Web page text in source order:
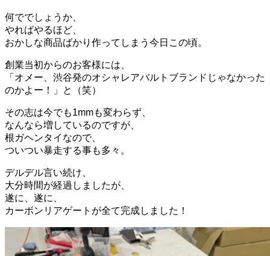
何ででしょうか、
やればやるほど、
おかしな商品ばかり作ってしまう今日この頃。
創業当初からのお客様には、
「オメー、渋谷発のオシャレアバルトブランドじゃなかった
のかよー！」と（笑）
その志は今でも1mmも変わらず、
なんなら増しているのですが、
根ガヘンタイなので、
ついつい暴走する事も多々。
デルデル言い続け、
大分時間が経過しましたが、
遂に、遂に、
カーボンリアゲートが全て完成しました！